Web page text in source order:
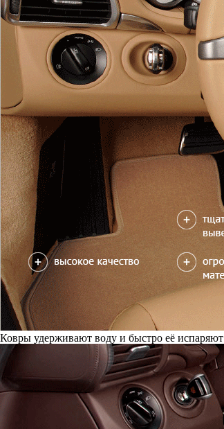
Ковры удерживают воду и быстро её испаряют